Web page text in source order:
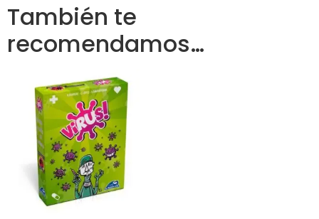
También te
recomendamos…